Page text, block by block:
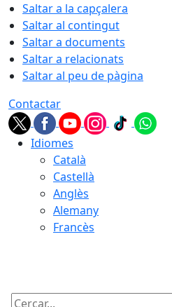
Saltar a la capçalera
Saltar al contingut
Saltar a documents
Saltar a relacionats
Saltar al peu de pàgina
Contactar
Idiomes
Català
Castellà
Anglès
Alemany
Francès